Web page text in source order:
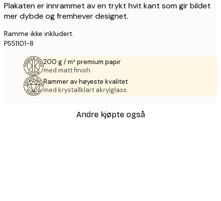
Plakaten er innrammet av en trykt hvit kant som gir bildet
mer dybde og fremhever designet.
Ramme ikke inkludert.
PS51101-8
200 g / m² premium papir
med matt finish.
Rammer av høyeste kvalitet
med krystallklart akrylglass.
Andre kjøpte også